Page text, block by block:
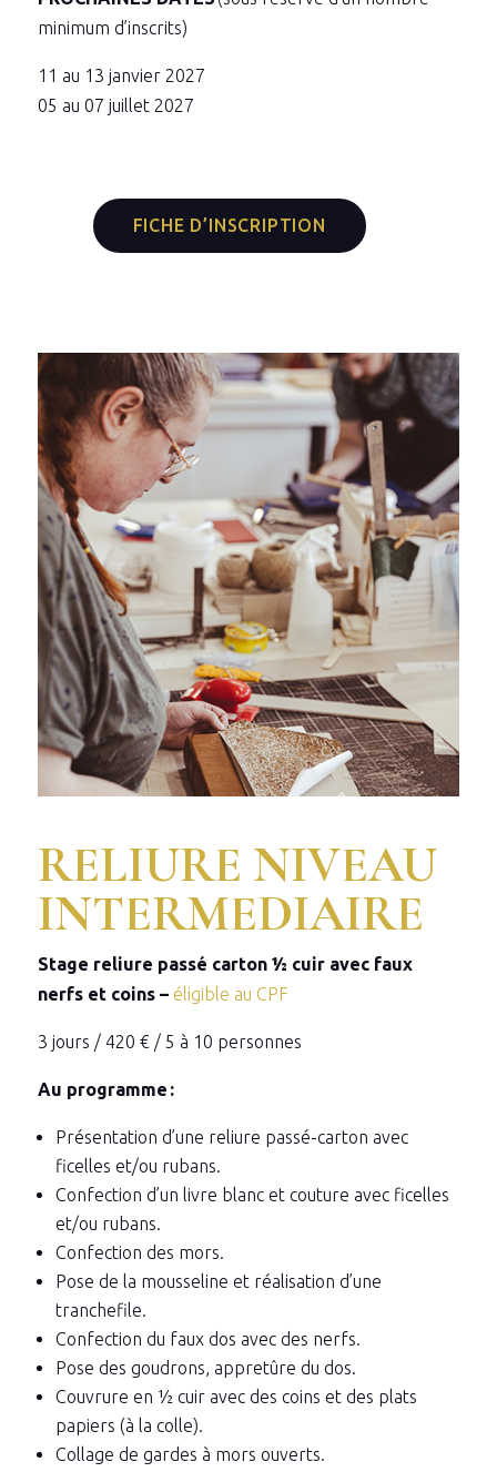
minimum d’inscrits)
11 au 13 janvier 2027
05 au 07 juillet 2027
FICHE D’INSCRIPTION
RELIURE NIVEAU
INTERMEDIAIRE
Stage reliure passé carton ½ cuir avec faux
nerfs et coins – éligible au CPF
3 jours / 420 € / 5 à 10 personnes
Au programme :
Présentation d’une reliure passé-carton avec
ficelles et/ou rubans.
Confection d’un livre blanc et couture avec ficelles
et/ou rubans.
Confection des mors.
Pose de la mousseline et réalisation d’une
tranchefile.
Confection du faux dos avec des nerfs.
Pose des goudrons, appretûre du dos.
Couvrure en ½ cuir avec des coins et des plats
papiers (à la colle).
Collage de gardes à mors ouverts.